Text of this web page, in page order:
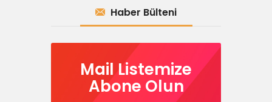
Haber Bülteni
Mail Listemize
Abone Olun